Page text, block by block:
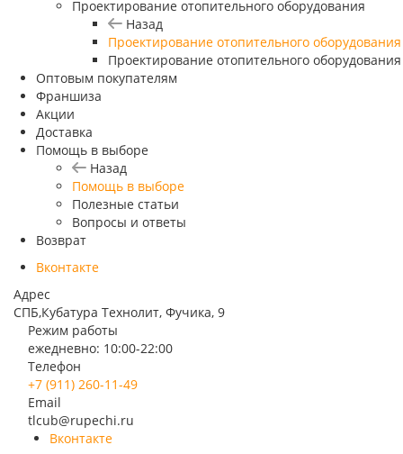
Проектирование отопительного оборудования
Назад
Проектирование отопительного оборудования
Проектирование отопительного оборудования
Оптовым покупателям
Франшиза
Акции
Доставка
Помощь в выборе
Назад
Помощь в выборе
Полезные статьи
Вопросы и ответы
Возврат
Вконтакте
Адрес
СПБ,Кубатура Технолит, Фучика, 9
Режим работы
ежедневно: 10:00-22:00
Телефон
+7 (911) 260-11-49
Email
tlcub@rupechi.ru
Вконтакте